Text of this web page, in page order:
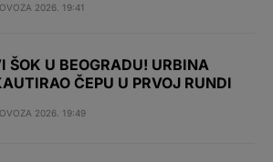
2026. 19:41
ŠOK U BEOGRADU! URBINA
ČEPU U PRVOJ RUNDI
2026. 19:49